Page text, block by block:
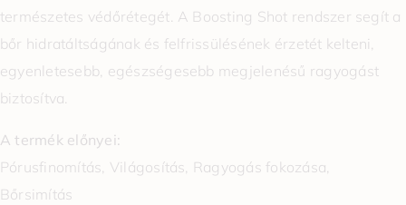
természetes védőrétegét. A Boosting Shot rendszer segít a
bőr hidratáltságának és felfrissülésének érzetét kelteni,
egyenletesebb, egészségesebb megjelenésű ragyogást
biztosítva.
A termék előnyei:
Pórusfinomítás, Világosítás, Ragyogás fokozása,
Bőrsimítás